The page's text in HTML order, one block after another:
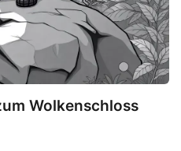
Wolkenschloss